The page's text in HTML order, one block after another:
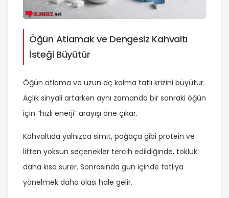
Öğün Atlamak ve Dengesiz Kahvaltı
İsteği Büyütür
Öğün atlama ve uzun aç kalma tatlı krizini büyütür.
Açlık sinyali artarken aynı zamanda bir sonraki öğün
için “hızlı enerji” arayışı öne çıkar.
Kahvaltıda yalnızca simit, poğaça gibi protein ve
liften yoksun seçenekler tercih edildiğinde, tokluk
daha kısa sürer. Sonrasında gün içinde tatlıya
yönelmek daha olası hale gelir.